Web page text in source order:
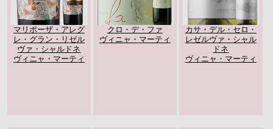
マリポーザ・アレグ
レ・グラン・リゼル
ヴァ・シャルドネ
ヴィニャ・マーティ
クロ・デ・ファ
ヴィニャ・マーティ
カサ・デル・セロ・
レゼルヴァ・シャル
ドネ
ヴィニャ・マーティ